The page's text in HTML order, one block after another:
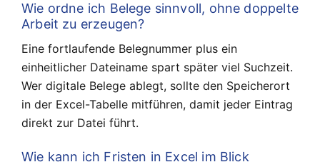
Wie ordne ich Belege sinnvoll, ohne doppelte
Arbeit zu erzeugen?
Eine fortlaufende Belegnummer plus ein
einheitlicher Dateiname spart später viel Suchzeit.
Wer digitale Belege ablegt, sollte den Speicherort
in der Excel-Tabelle mitführen, damit jeder Eintrag
direkt zur Datei führt.
Wie kann ich Fristen in Excel im Blick